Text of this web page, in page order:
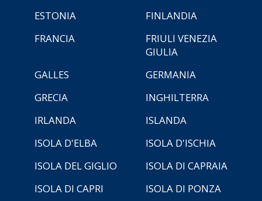
ESTONIA
FINLANDIA
FRANCIA
FRIULI VENEZIA
GIULIA
GALLES
GERMANIA
GRECIA
INGHILTERRA
IRLANDA
ISLANDA
ISOLA D'ELBA
ISOLA D'ISCHIA
ISOLA DEL GIGLIO
ISOLA DI CAPRAIA
ISOLA DI CAPRI
ISOLA DI PONZA